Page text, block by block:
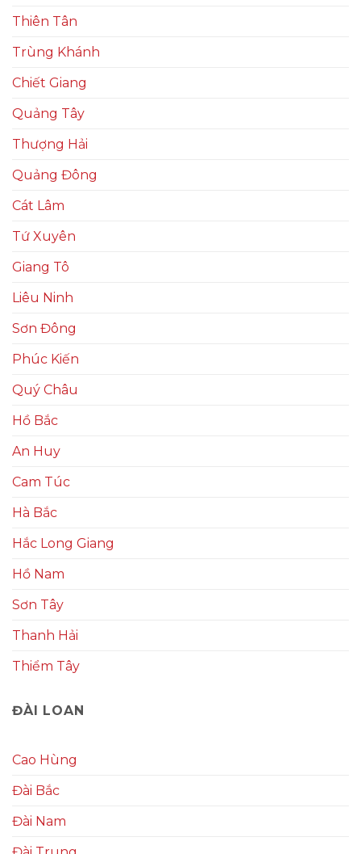
Thiên Tân
Trùng Khánh
Chiết Giang
Quảng Tây
Thượng Hải
Quảng Đông
Cát Lâm
Tứ Xuyên
Giang Tô
Liêu Ninh
Sơn Đông
Phúc Kiến
Quý Châu
Hồ Bắc
An Huy
Cam Túc
Hà Bắc
Hắc Long Giang
Hồ Nam
Sơn Tây
Thanh Hải
Thiểm Tây
ĐÀI LOAN
Cao Hùng
Đài Bắc
Đài Nam